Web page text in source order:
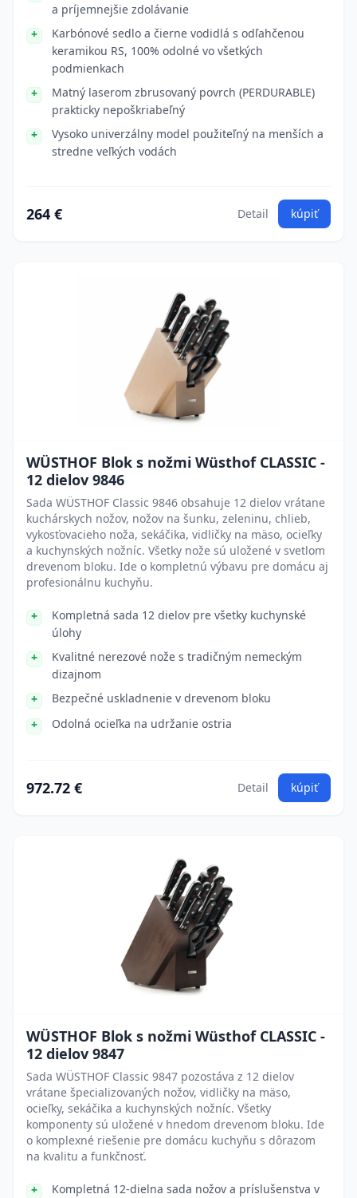
a príjemnejšie zdolávanie
Karbónové sedlo a čierne vodidlá s odľahčenou
keramikou RS, 100% odolné vo všetkých
podmienkach
Matný laserom zbrusovaný povrch (PERDURABLE)
prakticky nepoškriabeľný
Vysoko univerzálny model použiteľný na menších a
stredne veľkých vodách
264 € Detail kúpiť
WÜSTHOF Blok s nožmi Wüsthof CLASSIC -
12 dielov 9846
Sada WÜSTHOF Classic 9846 obsahuje 12 dielov vrátane
kuchárskych nožov, nožov na šunku, zeleninu, chlieb,
vykosťovacieho noža, sekáčika, vidličky na mäso, ocieľky
a kuchynských nožníc. Všetky nože sú uložené v svetlom
drevenom bloku. Ide o kompletnú výbavu pre domácu aj
profesionálnu kuchyňu.
Kompletná sada 12 dielov pre všetky kuchynské
úlohy
Kvalitné nerezové nože s tradičným nemeckým
dizajnom
Bezpečné uskladnenie v drevenom bloku
Odolná ocieľka na udržanie ostria
972.72 € Detail kúpiť
WÜSTHOF Blok s nožmi Wüsthof CLASSIC -
12 dielov 9847
Sada WÜSTHOF Classic 9847 pozostáva z 12 dielov
vrátane špecializovaných nožov, vidličky na mäso,
ocieľky, sekáčika a kuchynských nožníc. Všetky
komponenty sú uložené v hnedom drevenom bloku. Ide
o komplexné riešenie pre domácu kuchyňu s dôrazom
na kvalitu a funkčnosť.
Kompletná 12-dielna sada nožov a príslušenstva v